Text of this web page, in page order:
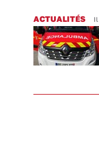
ACTUALITÉS Il